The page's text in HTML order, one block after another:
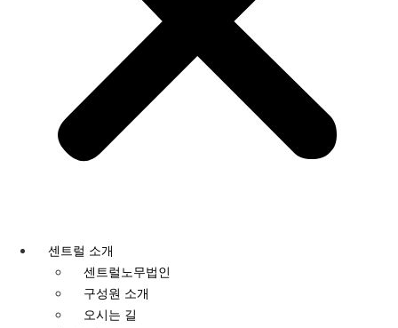
센트럴 소개
센트럴노무법인
구성원 소개
오시는 길